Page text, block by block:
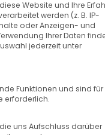
Website und Ihre
werden (z. B. IP-
oder Anzeigen- und
Ihrer Daten
jederzeit unter
für die eine
Funktionen und sind
erforderlich.
uns Aufschluss darüber